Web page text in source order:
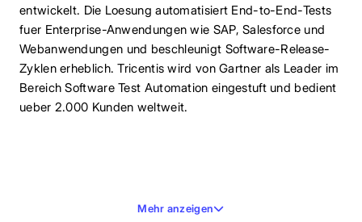
entwickelt. Die Loesung automatisiert End-to-End-Tests
fuer Enterprise-Anwendungen wie SAP, Salesforce und
Webanwendungen und beschleunigt Software-Release-
Zyklen erheblich. Tricentis wird von Gartner als Leader im
Bereich Software Test Automation eingestuft und bedient
ueber 2.000 Kunden weltweit.
Mehr anzeigen